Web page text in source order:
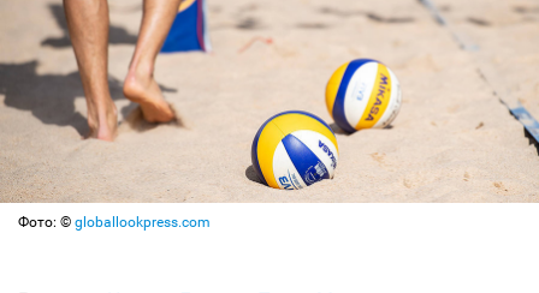
Фото: © globallookpress.com